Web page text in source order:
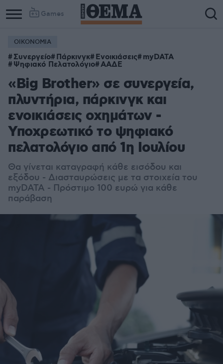
Games
ΟΙΚΟΝΟΜΙΑ
Συνεργείο Πάρκινγκ Ενοικιάσεις myDATA
Ψηφιακό Πελατολόγιο ΑΑΔΕ
«Big Brother» σε συνεργεία,
πλυντήρια, πάρκινγκ και
ενοικιάσεις οχημάτων -
Υποχρεωτικό το ψηφιακό
πελατολόγιο από 1η Ιουλίου
Θα γίνεται καταγραφή κάθε εισόδου και
εξόδου - Διασταυρώσεις με τα στοιχεία του
myDATA - Πρόστιμο 100 ευρώ για κάθε
παράβαση